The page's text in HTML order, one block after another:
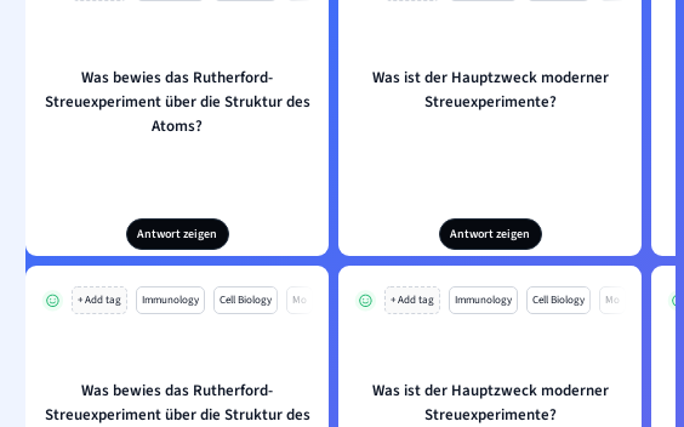
Was bewies das Rutherford-
Streuexperiment über die Struktur des
Atoms?
Antwort zeigen
Was ist der Hauptzweck moderner
Streuexperimente?
Antwort zeigen
+ Add tag Immunology Cell Biology Mo
Was bewies das Rutherford-
Streuexperiment über die Struktur des
+ Add tag Immunology Cell Biology Mo
Was ist der Hauptzweck moderner
Streuexperimente?